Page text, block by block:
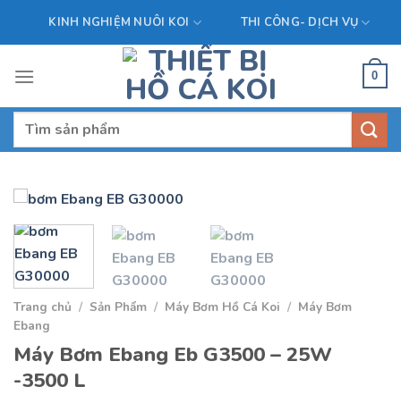
KINH NGHIỆM NUÔI KOI THI CÔNG- DỊCH VỤ
0
Tìm
Trang chủ / Sản Phẩm / Máy Bơm Hồ Cá Koi / Máy Bơm
Ebang
Máy Bơm Ebang Eb G3500 – 25W
-3500 L